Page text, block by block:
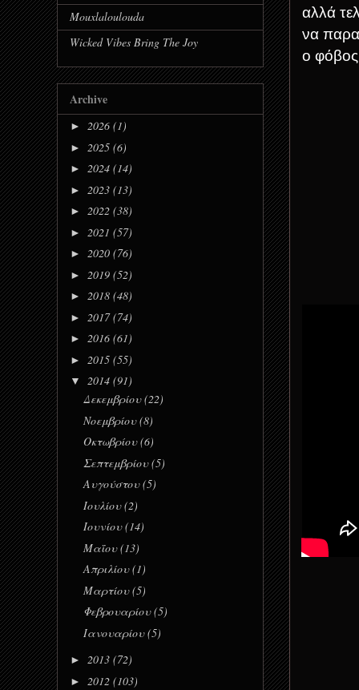
αλλά
να
ο φόβος
Mouxlaloulouda
Wicked Vibes Bring The Joy
Archive
► 2026 (1)
► 2025 (6)
► 2024 (14)
► 2023 (13)
► 2022 (38)
► 2021 (57)
► 2020 (76)
► 2019 (52)
► 2018 (48)
► 2017(74)
► 2016 (61)
► 2015 (55)
▼ 2014 (91)
Δεκεμβρίου(22)
Νοεμβρίου(8)
Οκτωβρίου(6)
Σεπτεμβρίου(5)
Αυγούστου(5)
Ιουλίου(2)
Ιουνίου(14)
Μαΐου(13)
Απριλίου(1)
Μαρτίου(5)
Φεβρουαρίου(5)
Ιανουαρίου(5)
► 2013 (72)
► 2012 (103)